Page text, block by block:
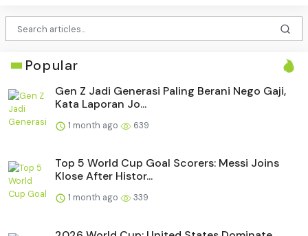
Popular
Gen Z Jadi Generasi Paling Berani Nego Gaji,
Kata Laporan Jo...
1 month ago 639
Top 5 World Cup Goal Scorers: Messi Joins
Klose After Histor...
1 month ago 339